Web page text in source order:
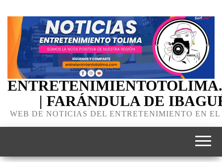
| FARÁNDULA DE
WEB DE NOTICIAS DEL ENTRETENIMIENTO EN